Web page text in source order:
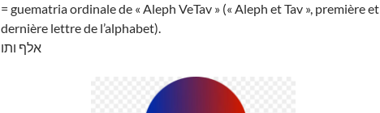
= guematria ordinale de « Aleph VeTav » (« Aleph et Tav », première et
dernière lettre de l’alphabet).
אלף ותו